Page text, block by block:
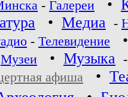
- Галереи •
• Медиа -
- Телевидение
Музеи • Музыка
афиша •